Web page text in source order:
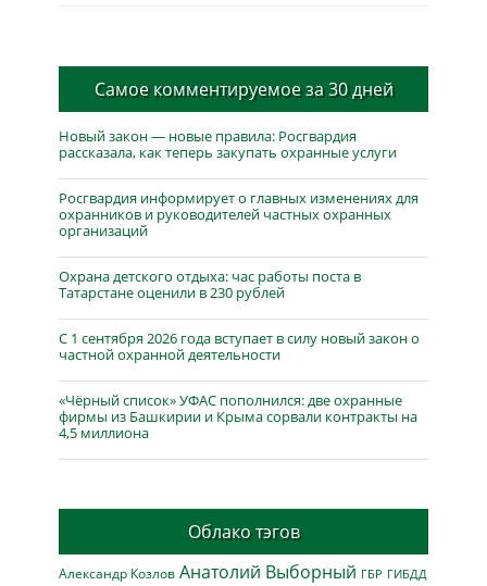
Самое комментируемое за 30 дней
Новый закон — новые правила: Росгвардия
рассказала, как теперь закупать охранные услуги
Росгвардия информирует о главных изменениях для
охранников и руководителей частных охранных
организаций
Охрана детского отдыха: час работы поста в
Татарстане оценили в 230 рублей
С 1 сентября 2026 года вступает в силу новый закон о
частной охранной деятельности
«Чёрный список» УФАС пополнился: две охранные
фирмы из Башкирии и Крыма сорвали контракты на
4,5 миллиона
Облако тэгов
Александр Козлов Анатолий Выборный ГБР ГИБДД